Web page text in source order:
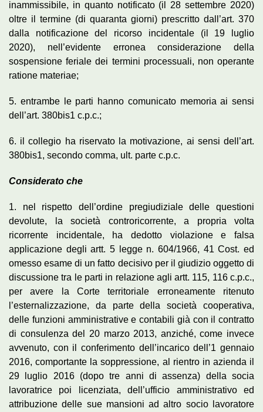
inammissibile, in quanto notificato (il 28 settembre 2020)
oltre il termine (di quaranta giorni) prescritto dall’art. 370
dalla notificazione del ricorso incidentale (il 19 luglio
2020), nell’evidente erronea considerazione della
sospensione feriale dei termini processuali, non operante
ratione materiae;
5. entrambe le parti hanno comunicato memoria ai sensi
dell’art. 380bis1 c.p.c.;
6. il collegio ha riservato la motivazione, ai sensi dell’art.
380bis1, secondo comma, ult. parte c.p.c.
Considerato che
1. nel rispetto dell’ordine pregiudiziale delle questioni
devolute, la società controricorrente, a propria volta
ricorrente incidentale, ha dedotto violazione e falsa
applicazione degli artt. 5 legge n. 604/1966, 41 Cost. ed
omesso esame di un fatto decisivo per il giudizio oggetto di
discussione tra le parti in relazione agli artt. 115, 116 c.p.c.,
per avere la Corte territoriale erroneamente ritenuto
l’esternalizzazione, da parte della società cooperativa,
delle funzioni amministrative e contabili già con il contratto
di consulenza del 20 marzo 2013, anziché, come invece
avvenuto, con il conferimento dell’incarico dell’1 gennaio
2016, comportante la soppressione, al rientro in azienda il
29 luglio 2016 (dopo tre anni di assenza) della socia
lavoratrice poi licenziata, dell’ufficio amministrativo ed
attribuzione delle sue mansioni ad altro socio lavoratore